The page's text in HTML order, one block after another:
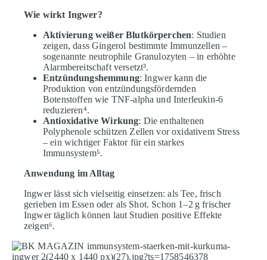
Wie wirkt Ingwer?
Aktivierung weißer Blutkörperchen: Studien
zeigen, dass Gingerol bestimmte Immunzellen –
sogenannte neutrophile Granulozyten – in erhöhte
Alarmbereitschaft versetzt³.
Entzündungshemmung: Ingwer kann die
Produktion von entzündungsfördernden
Botenstoffen wie TNF-alpha und Interleukin-6
reduzieren⁴.
Antioxidative Wirkung: Die enthaltenen
Polyphenole schützen Zellen vor oxidativem Stress
– ein wichtiger Faktor für ein starkes
Immunsystem⁵.
Anwendung im Alltag
Ingwer lässt sich vielseitig einsetzen: als Tee, frisch
gerieben im Essen oder als Shot. Schon 1–2 g frischer
Ingwer täglich können laut Studien positive Effekte
zeigen⁶.